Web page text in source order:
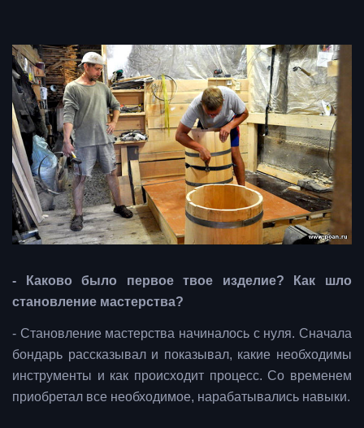
- Каково было первое твое изделие? Как шло
становление мастерства?
- Становление мастерства начиналось с нуля. Сначала
бондарь рассказывал и показывал, какие необходимы
инструменты и как происходит процесс. Со временем
приобретал все необходимое, нарабатывались навыки.